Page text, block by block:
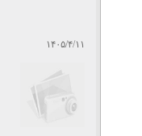
۱۴۰۵/۴/۱۱